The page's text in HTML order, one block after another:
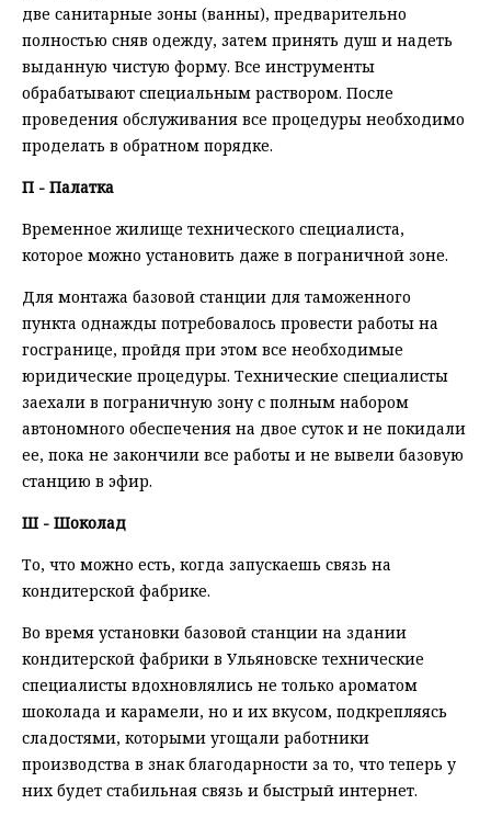
две санитарные зоны (ванны), предварительно
полностью сняв одежду, затем принять душ и надеть
выданную чистую форму. Все инструменты
обрабатывают специальным раствором. После
проведения обслуживания все процедуры необходимо
проделать в обратном порядке.
П - Палатка
Временное жилище технического специалиста,
которое можно установить даже в пограничной зоне.
Для монтажа базовой станции для таможенного
пункта однажды потребовалось провести работы на
госгранице, пройдя при этом все необходимые
юридические процедуры. Технические специалисты
заехали в пограничную зону с полным набором
автономного обеспечения на двое суток и не покидали
ее, пока не закончили все работы и не вывели базовую
станцию в эфир.
Ш - Шоколад
То, что можно есть, когда запускаешь связь на
кондитерской фабрике.
Во время установки базовой станции на здании
кондитерской фабрики в Ульяновске технические
специалисты вдохновлялись не только ароматом
шоколада и карамели, но и их вкусом, подкрепляясь
сладостями, которыми угощали работники
производства в знак благодарности за то, что теперь у
них будет стабильная связь и быстрый интернет.